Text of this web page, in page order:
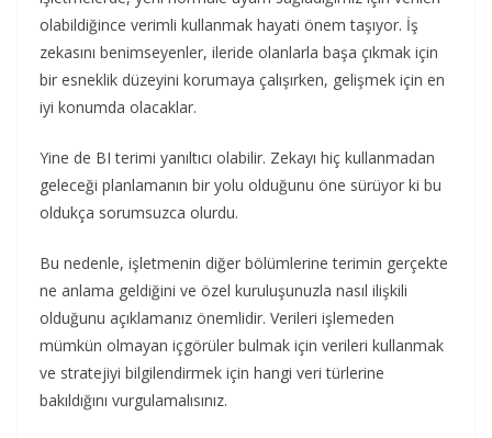
olabildiğince verimli kullanmak hayati önem taşıyor. İş
zekasını benimseyenler, ileride olanlarla başa çıkmak için
bir esneklik düzeyini korumaya çalışırken, gelişmek için en
iyi konumda olacaklar.
Yine de BI terimi yanıltıcı olabilir. Zekayı hiç kullanmadan
geleceği planlamanın bir yolu olduğunu öne sürüyor ki bu
oldukça sorumsuzca olurdu.
Bu nedenle, işletmenin diğer bölümlerine terimin gerçekte
ne anlama geldiğini ve özel kuruluşunuzla nasıl ilişkili
olduğunu açıklamanız önemlidir. Verileri işlemeden
mümkün olmayan içgörüler bulmak için verileri kullanmak
ve stratejiyi bilgilendirmek için hangi veri türlerine
bakıldığını vurgulamalısınız.